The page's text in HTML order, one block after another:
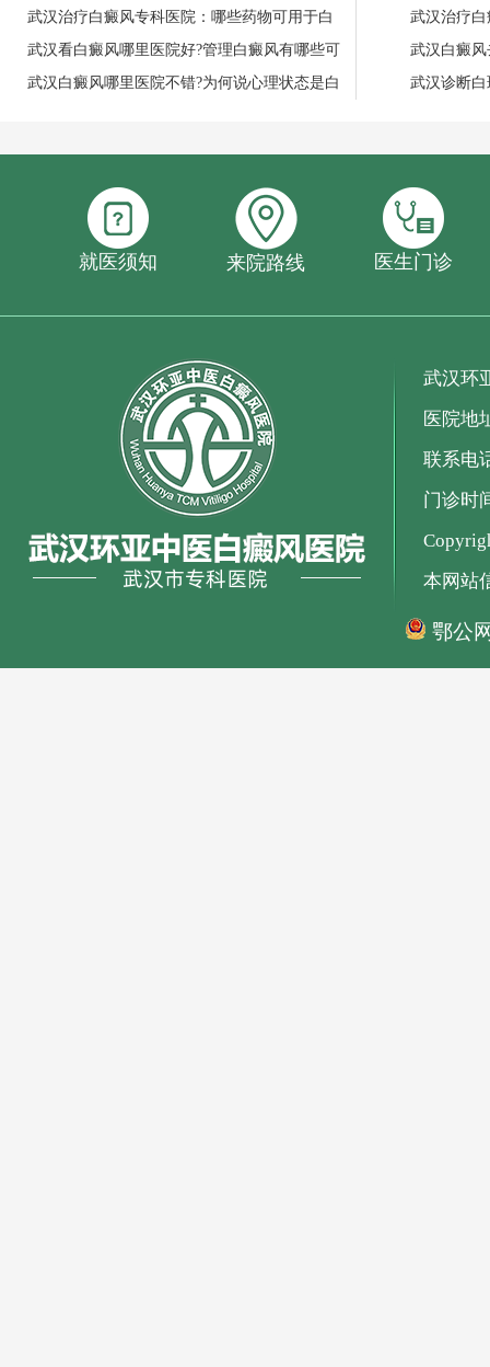
武汉治疗白癜风专科医院：哪些药物可用于白
武汉看白癜风哪里医院好?管理白癜风有哪些可
武汉白癜风哪里医院不错?为何说心理状态是白
武汉治疗
武汉白癜
武汉诊断
就医须知 来院路线 医生门诊
武汉环
医院地
联系电
门诊时
本网站
鄂公